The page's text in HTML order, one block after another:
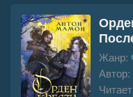
Жанр:
Автор: